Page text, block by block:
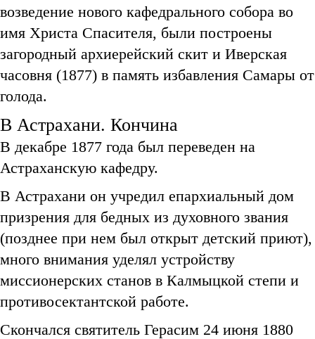
возведение нового кафедрального собора во
имя Христа Спасителя, были построены
загородный архиерейский скит и Иверская
часовня (1877) в память избавления Самары от
голода.
В Астрахани. Кончина
В декабре 1877 года был переведен на
Астраханскую кафедру.
В Астрахани он учредил епархиальный дом
призрения для бедных из духовного звания
(позднее при нем был открыт детский приют),
много внимания уделял устройству
миссионерских станов в Калмыцкой степи и
противосектантской работе.
Скончался святитель Герасим 24 июня 1880